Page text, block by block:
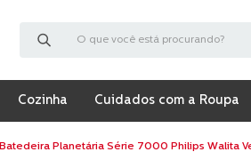
Cozinha Cuidados com a Roupa
Batedeira Planetária Série 7000 Philips Walita